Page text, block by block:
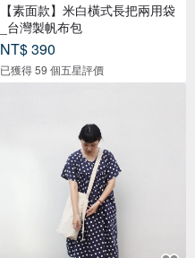
【素面款】米白橫式長把兩用袋
_台灣製帆布包
NT$ 390
已獲得 59 個五星評價